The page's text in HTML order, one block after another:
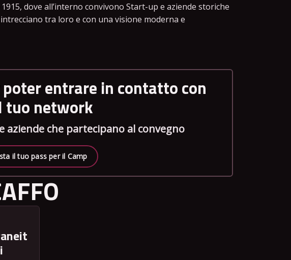
dove all’interno convivono Start-up e aziende storiche
tra loro e con una visione moderna e
entrare in contatto con
tuo network
che partecipano al convegno
il tuo pass per il Camp